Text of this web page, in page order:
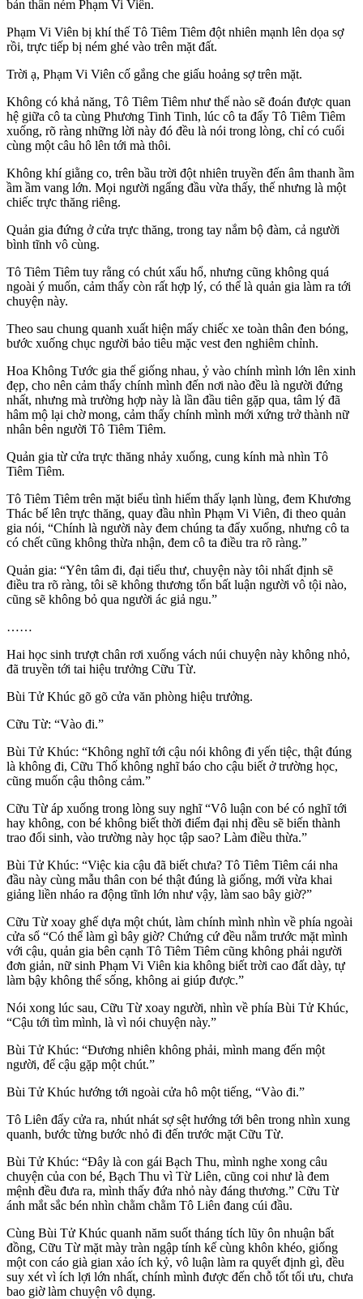
bản thân ném Phạm Vi Viên.
Phạm Vi Viên bị khí thế Tô Tiêm Tiêm đột nhiên mạnh lên dọa sợ
rồi, trực tiếp bị ném ghé vào trên mặt đất.
Trời ạ, Phạm Vi Viên cố gắng che giấu hoảng sợ trên mặt.
Không có khả năng, Tô Tiêm Tiêm như thế nào sẽ đoán được quan
hệ giữa cô ta cùng Phương Tinh Tinh, lúc cô ta đẩy Tô Tiêm Tiêm
xuống, rõ ràng những lời này đó đều là nói trong lòng, chỉ có cuối
cùng một câu hô lên tới mà thôi.
Không khí giằng co, trên bầu trời đột nhiên truyền đến âm thanh ầm
ầm ầm vang lớn. Mọi người ngẩng đầu vừa thấy, thế nhưng là một
chiếc trực thăng riêng.
Quản gia đứng ở cửa trực thăng, trong tay nắm bộ đàm, cả người
bình tĩnh vô cùng.
Tô Tiêm Tiêm tuy rằng có chút xấu hổ, nhưng cũng không quá
ngoài ý muốn, cảm thấy còn rất hợp lý, có thể là quản gia làm ra tới
chuyện này.
Theo sau chung quanh xuất hiện mấy chiếc xe toàn thân đen bóng,
bước xuống chục người bảo tiêu mặc vest đen nghiêm chỉnh.
Hoa Không Tước gia thế giống nhau, ỷ vào chính mình lớn lên xinh
đẹp, cho nên cảm thấy chính mình đến nơi nào đều là người đứng
nhất, nhưng mà trường hợp này là lần đầu tiên gặp qua, tâm lý đã
hâm mộ lại chờ mong, cảm thấy chính mình mới xứng trở thành nữ
nhân bên người Tô Tiêm Tiêm.
Quản gia từ cửa trực thăng nhảy xuống, cung kính mà nhìn Tô
Tiêm Tiêm.
Tô Tiêm Tiêm trên mặt biểu tình hiếm thấy lạnh lùng, đem Khương
Thác bế lên trực thăng, quay đầu nhìn Phạm Vi Viên, đi theo quản
gia nói, “Chính là người này đem chúng ta đẩy xuống, nhưng cô ta
có chết cũng không thừa nhận, đem cô ta điều tra rõ ràng.”
Quản gia: “Yên tâm đi, đại tiểu thư, chuyện này tôi nhất định sẽ
điều tra rõ ràng, tôi sẽ không thương tổn bất luận người vô tội nào,
cũng sẽ không bỏ qua người ác giả ngu.”
……
Hai học sinh trượt chân rơi xuống vách núi chuyện này không nhỏ,
đã truyền tới tai hiệu trưởng Cữu Từ.
Bùi Tử Khúc gõ gõ cửa văn phòng hiệu trưởng.
Cữu Từ: “Vào đi.”
Bùi Tử Khúc: “Không nghĩ tới cậu nói không đi yến tiệc, thật đúng
là không đi, Cữu Thố không nghĩ báo cho cậu biết ở trường học,
cũng muốn cậu thông cảm.”
Cữu Từ áp xuống trong lòng suy nghĩ “Vô luận con bé có nghĩ tới
hay không, con bé không biết thời điểm đại nhị đều sẽ biến thành
trao đổi sinh, vào trường này học tập sao? Làm điều thừa.”
Bùi Tử Khúc: “Việc kia cậu đã biết chưa? Tô Tiêm Tiêm cái nha
đầu này cùng mẫu thân con bé thật đúng là giống, mới vừa khai
giảng liền nháo ra động tĩnh lớn như vậy, làm sao bây giờ?”
Cữu Từ xoay ghế dựa một chút, làm chính mình nhìn về phía ngoài
cửa sổ “Có thể làm gì bây giờ? Chứng cứ đều nằm trước mặt mình
với cậu, quản gia bên cạnh Tô Tiêm Tiêm cũng không phải người
đơn giản, nữ sinh Phạm Vi Viên kia không biết trời cao đất dày, tự
làm bậy không thể sống, không ai giúp được.”
Nói xong lúc sau, Cữu Từ xoay người, nhìn về phía Bùi Tử Khúc,
“Cậu tới tìm mình, là vì nói chuyện này.”
Bùi Tử Khúc: “Đương nhiên không phải, mình mang đến một
người, để cậu gặp một chút.”
Bùi Tử Khúc hướng tới ngoài cửa hô một tiếng, “Vào đi.”
Tô Liên đẩy cửa ra, nhút nhát sợ sệt hướng tới bên trong nhìn xung
quanh, bước từng bước nhỏ đi đến trước mặt Cữu Từ.
Bùi Tử Khúc: “Đây là con gái Bạch Thu, mình nghe xong câu
chuyện của con bé, Bạch Thu vì Từ Liên, cũng coi như là đem
mệnh đều đưa ra, mình thấy đứa nhỏ này đáng thương.” Cữu Từ
ánh mắt sắc bén nhìn chằm chằm Tô Liên đang cúi đầu.
Cùng Bùi Tử Khúc quanh năm suốt tháng tích lũy ôn nhuận bất
đồng, Cữu Từ mặt mày tràn ngập tính kế cùng khôn khéo, giống
một con cáo già gian xảo ích kỷ, vô luận làm ra quyết định gì, đều
suy xét vì ích lợi lớn nhất, chính mình được đến chỗ tốt tối ưu, chưa
bao giờ làm chuyện vô dụng.